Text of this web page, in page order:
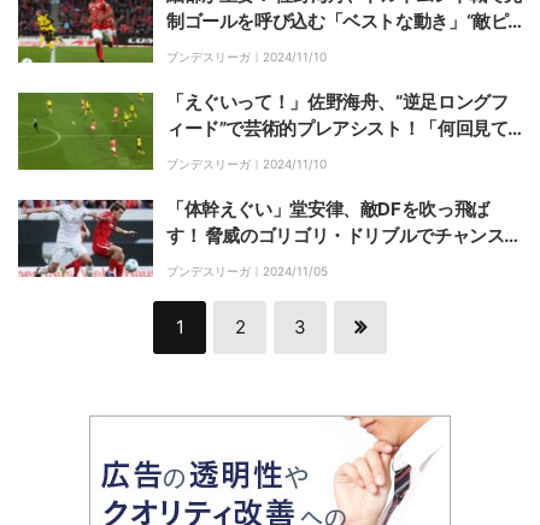
制ゴールを呼び込む「ベストな動き」“敵ピ
ン留め”を元日本代表DFが絶賛
ブンデスリーガ｜ 2024/11/10
「えぐいって！」佐野海舟、“逆足ロングフ
ィード”で芸術的プレアシスト！「何回見て
もいいパス」「そんなのできるんかいｗ」フ
ブンデスリーガ｜ 2024/11/10
「体幹えぐい」堂安律、敵DFを吹っ飛ば
す！ 脅威のゴリゴリ・ドリブルでチャンスメ
ークした瞬間「身体が強い！」
ブンデスリーガ｜ 2024/11/05
1 2 3